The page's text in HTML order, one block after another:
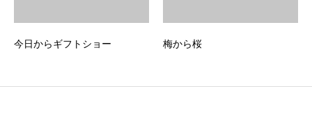
今日からギフトショー 梅から桜